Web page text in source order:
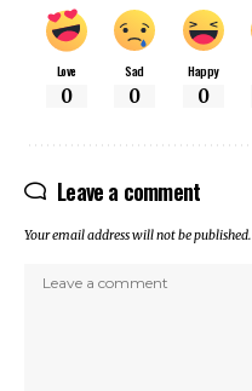
Love
0
Sad
0
Happy
0
Leave a comment
Your email address will not be published.